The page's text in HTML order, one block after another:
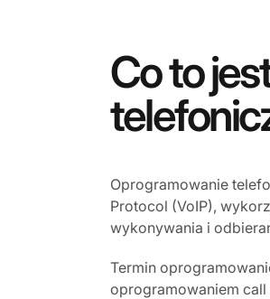
Co to
Oprogramowanie
Protocol (VoIP),
wykonywania i
Termin
oprogramowaniem call